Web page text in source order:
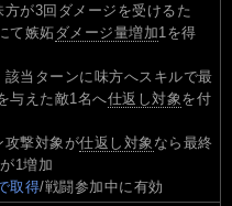
が3回ダメージを受けるた
て嫉妬ダメージ量増加1を得
当ターンに味方へスキルで最
与えた敵1名へ仕返し対象 を付
攻撃対象が仕返し対象 なら最終
が1増加
取得/戦闘参加中に有効